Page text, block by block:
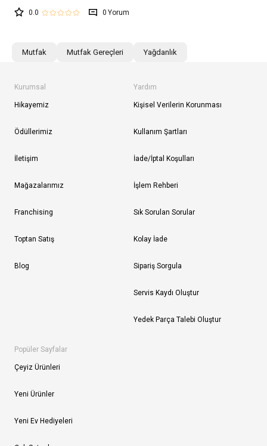
0.0 0
Mutfak Mutfak Gereçleri Yağdanlık
Kurumsal
Hikayemiz
Ödüllerimiz
İletişim
Mağazalarımız
Franchising
Toptan Satış
Blog
Yardım
Kişisel Verilerin Korunması
Kullanım Şartları
İade/İptal Koşulları
İşlem Rehberi
Sık Sorulan Sorular
Kolay İade
Sipariş Sorgula
Servis Kaydı Oluştur
Yedek Parça Talebi Oluştur
Popüler Sayfalar
Çeyiz Ürünleri
Yeni Ürünler
Yeni Ev Hediyeleri